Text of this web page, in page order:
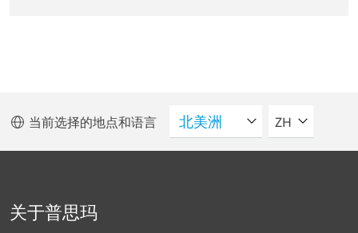
当前选择的地点和语言 请选择语言
ZH
关于普思玛